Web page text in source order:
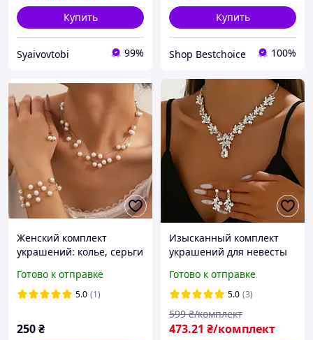
Купить
Syaivovtobi 99%
Купить
Shop Bestchoiсe 100%
Женский комплект
украшений: колье, серьги
бижутерии с
жемчужинами
Готово к отправке
5.0 (1)
250₴
Изысканный комплект
украшений для невесты
Серебристый
Готово к отправке
5.0 (3)
473.21 ₴/комплект
599 ₴/комплект